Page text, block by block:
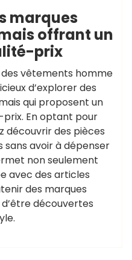
marques
offrant un
prix
vêtements homme
d’explorer des
qui proposent un
En optant pour
découvrir des pièces
sans avoir à dépenser
non seulement
avec des articles
des marques
découvertes